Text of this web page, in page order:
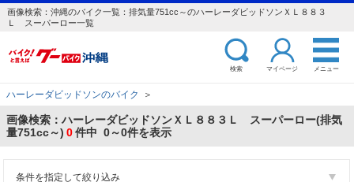
画像検索：沖縄のバイク一覧：排気量751cc～のハーレーダビッドソンＸＬ８８３
Ｌ スーパーロー一覧
検索 マイページ メニュー
ハーレーダビッドソンのバイク ＞
画像検索：ハーレーダビッドソンＸＬ８８３Ｌ スーパーロー(排気
量751cc～) 0件中 0～0件を表示
条件を指定して絞り込み